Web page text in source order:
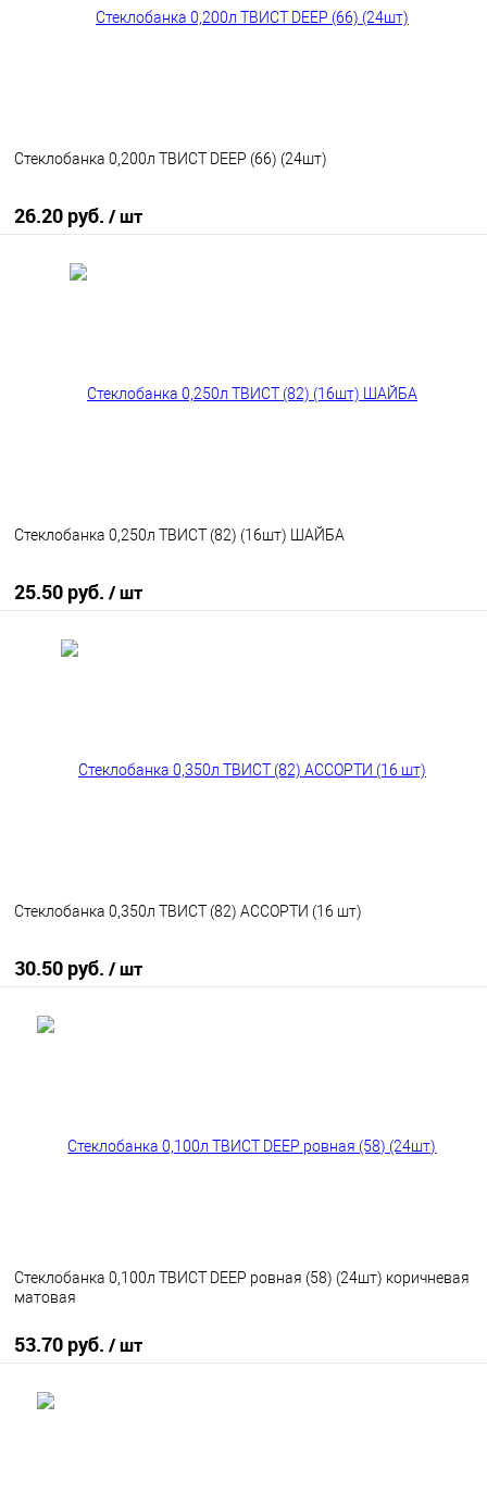
Стеклобанка 0,200л ТВИСТ DEEP (66) (24шт)
26.20 руб. / шт
Стеклобанка 0,250л ТВИСТ (82) (16шт) ШАЙБА
25.50 руб. / шт
Стеклобанка 0,350л ТВИСТ (82) АССОРТИ (16 шт)
30.50 руб. / шт
Стеклобанка 0,100л ТВИСТ DEEP ровная (58) (24шт) коричневая
матовая
53.70 руб. / шт